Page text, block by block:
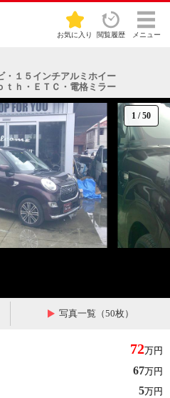
お気に入り 閲覧履歴 メニュー
１５インチアルミホイー
ｔｈ・ＥＴＣ・電格ミラー
1 /50
写真一覧（50枚）
72万円
67万円
5万円